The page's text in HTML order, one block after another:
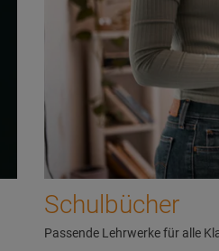
Schulbücher
Passende Lehrwerke für alle